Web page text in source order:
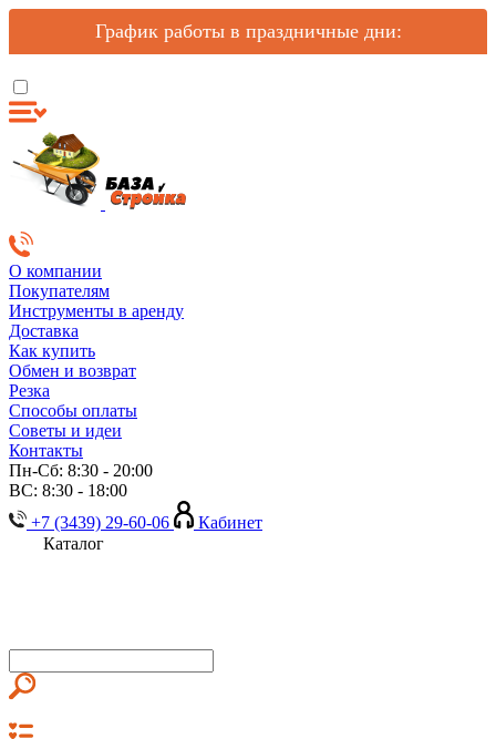
График работы в праздничные дни:
О компании
Покупателям
Инструменты в аренду
Доставка
Как купить
Обмен и возврат
Резка
Способы оплаты
Советы и идеи
Контакты
Пн-Сб: 8:30 - 20:00
ВС: 8:30 - 18:00
+7 (3439) 29-60-06
Кабинет
Каталог